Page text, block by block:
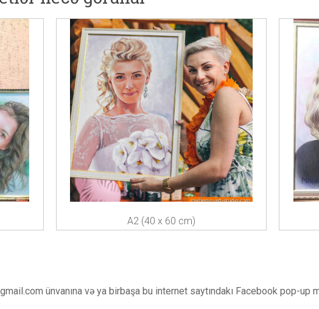
A2 (40 x 60 cm)
ünvanına və ya birbaşa bu internet saytındakı Facebook pop-up